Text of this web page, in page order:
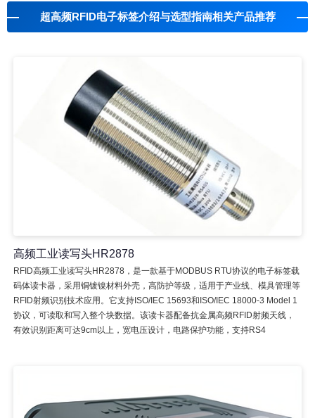
超高频RFID电子标签介绍与选型指南相关产品推荐
高频工业读写头HR2878
RFID高频工业读写头HR2878，是一款基于MODBUS RTU协议的电子标签载
码体读卡器，采用铜镀镍材料外壳，高防护等级，适用于产业线、模具管理等
RFID射频识别技术应用。它支持ISO/IEC 15693和ISO/IEC 18000-3 Model 1
协议，可读取和写入整个块数据。该读卡器配备抗金属高频RFID射频天线，
有效识别距离可达9cm以上，宽电压设计，电路保护功能，支持RS4